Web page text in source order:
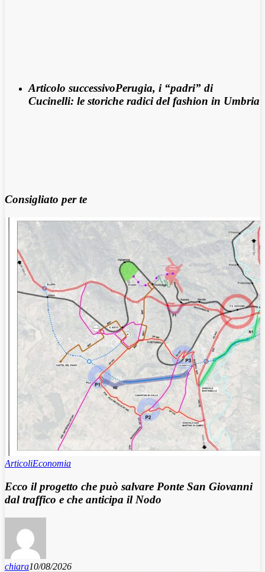
Articolo successivoPerugia, i “padri” di
Cucinelli: le storiche radici del fashion in Umbria
Consigliato per te
ArticoliEconomia
Ecco il progetto che può salvare Ponte San Giovanni
dal traffico e che anticipa il Nodo
chiara10/08/2026